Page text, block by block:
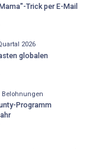
Trick per E-Mail
2026
globalen
Belohnungen
Programm